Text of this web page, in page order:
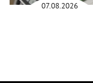
07.08.2026